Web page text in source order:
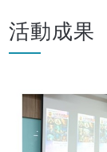
活動成果